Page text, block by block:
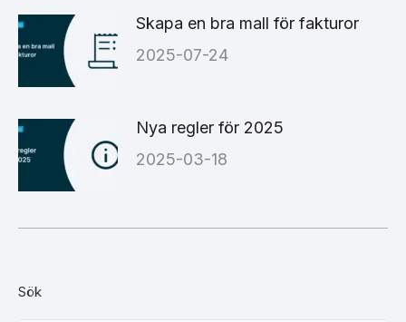
Skapa en bra mall för fakturor
2025-07-24
Nya regler för 2025
2025-03-18
Sök